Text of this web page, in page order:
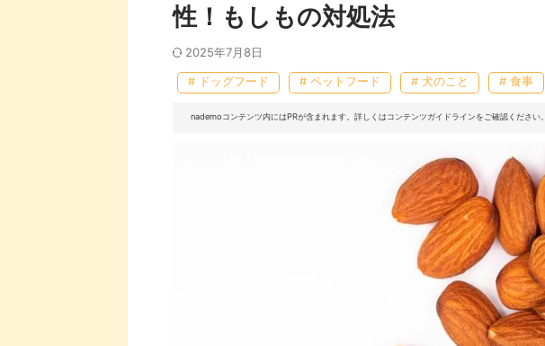
性！もしもの対処法
2025年7月8日
# ドッグフード # ペットフード # 犬のこと # 食事
nademoコンテンツ内にはPRが含まれます。詳しくはコンテンツガイドラインをご確認ください。